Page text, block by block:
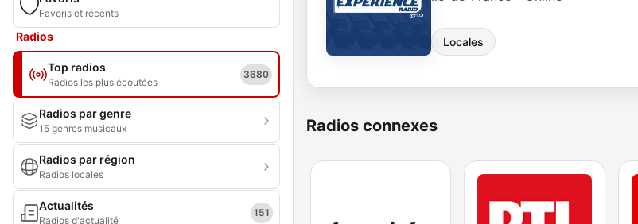
Favoris et récents
Radios
Top radios
Radios les plus écoutées
3680
Radios par genre
15 genres musicaux
Radios par région
Radios locales
Actualités
Radios d'actualité
151
Locales
Radios connexes